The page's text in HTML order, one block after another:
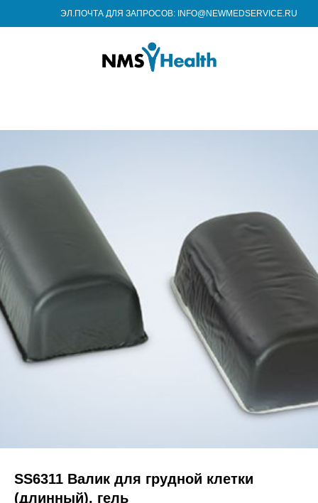
ЭЛ.ПОЧТА ДЛЯ ЗАПРОСОВ: INFO@NEWMEDSERVICE.RU
SS6311 Валик для грудной клетки
(длинный), гель